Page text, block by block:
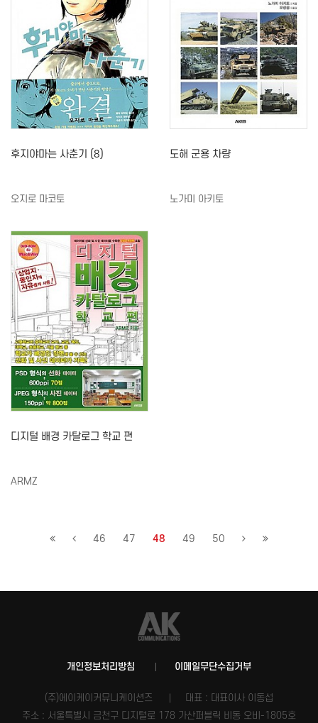
후지야마는 사춘기 (8)
오지로 마코토
도해 군용 차량
노가미 아키토
디지털 배경 카탈로그 학교 편
ARMZ
46 47 48 49 50
개인정보처리방침 이메일무단수집거부
(주)에이케이커뮤니케이션즈
대표 : 대표이사 이동섭
주소 : 서울특별시 금천구 디지털로 178 가산퍼블릭 비동 오비-1805호